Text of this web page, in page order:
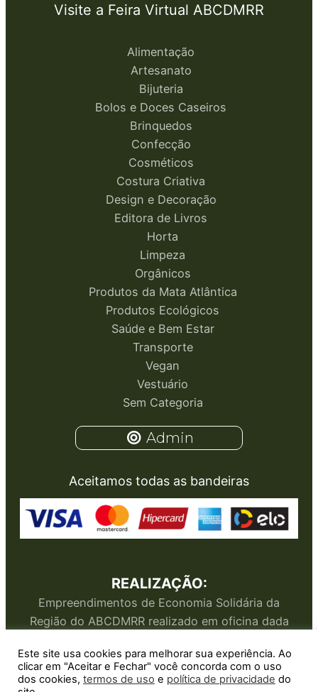
Visite a Feira Virtual ABCDMRR
Alimentação
Artesanato
Bijuteria
Bolos e Doces Caseiros
Brinquedos
Confecção
Cosméticos
Costura Criativa
Design e Decoração
Editora de Livros
Horta
Limpeza
Orgânicos
Produtos da Mata Atlântica
Produtos Ecológicos
Saúde e Bem Estar
Transporte
Vegan
Vestuário
Sem Categoria
Admin
Aceitamos todas as bandeiras
REALIZAÇÃO:
Empreendimentos de Economia Solidária da
Região do ABCDMRR realizado em oficina dada
Este site usa cookies para melhorar sua experiência. Ao
clicar em "Aceitar e Fechar" você concorda com o uso
dos cookies, termos de uso e política de privacidade do